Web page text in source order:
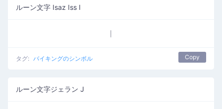
ルーン文字 Isaz Iss I
ᛁ
タグ: バイキングのシンボル Copy
ルーン文字ジェラン J